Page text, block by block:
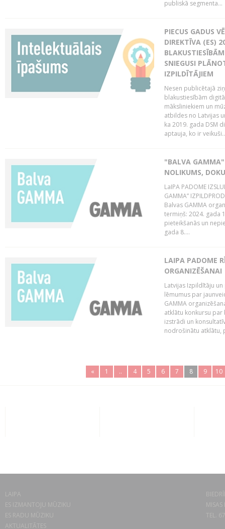
publiskā segmenta...
PIECUS GADUS
DIREKTĪVA (ES)
SNIEGUSI
IZPILDĪTĀJIEM
Nesen publicētajā
blakustiesībām
māksliniekiem un
atbildes no Latvijas
ka 2019. gada DSM
aptauja, ko ir
"BALVA GAMMA"
NOLIKUMS,
LaIPA PADOME
GAMMA”
Balvas GAMMA
termiņš: 2024. gada
pieteikšanās un
gada 8....
LAIPA PADOME
ORGANIZĒŠANAI
Latvijas Izpildītāju
lēmumus par
GAMMA
atklātu konkursu par
izstrādi un
nodrošinātu atklātu,
« 1 .. 4 5 6 7 8 9 10
LAIPA
ES IZMANTOJU MŪZIKU
ES RADU MŪZIKU
AKTUALITĀTES
TEL.